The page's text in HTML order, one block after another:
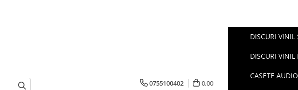
0755100402 0,00
DISCURI
DISCURI VINIL
CASETE AUDIO